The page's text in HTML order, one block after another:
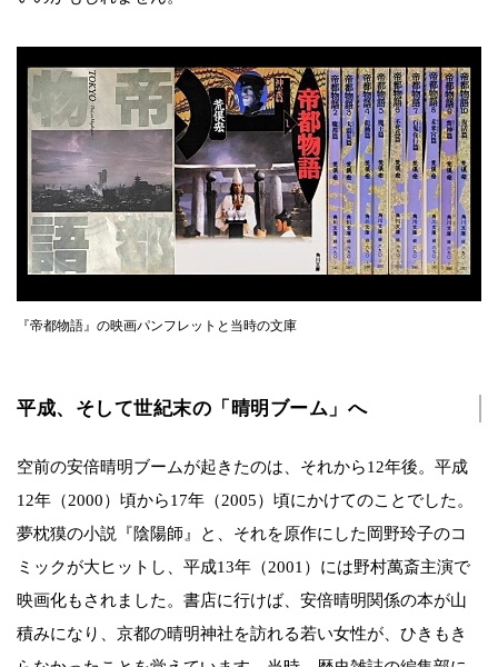
『帝都物語』の映画パンフレットと当時の文庫
平成、そして世紀末の「晴明ブーム」へ
空前の安倍晴明ブームが起きたのは、それから12年後。平成
12年（2000）頃から17年（2005）頃にかけてのことでした。
夢枕獏の小説『陰陽師』と、それを原作にした岡野玲子のコ
ミックが大ヒットし、平成13年（2001）には野村萬斎主演で
映画化もされました。書店に行けば、安倍晴明関係の本が山
積みになり、京都の晴明神社を訪れる若い女性が、ひきもき